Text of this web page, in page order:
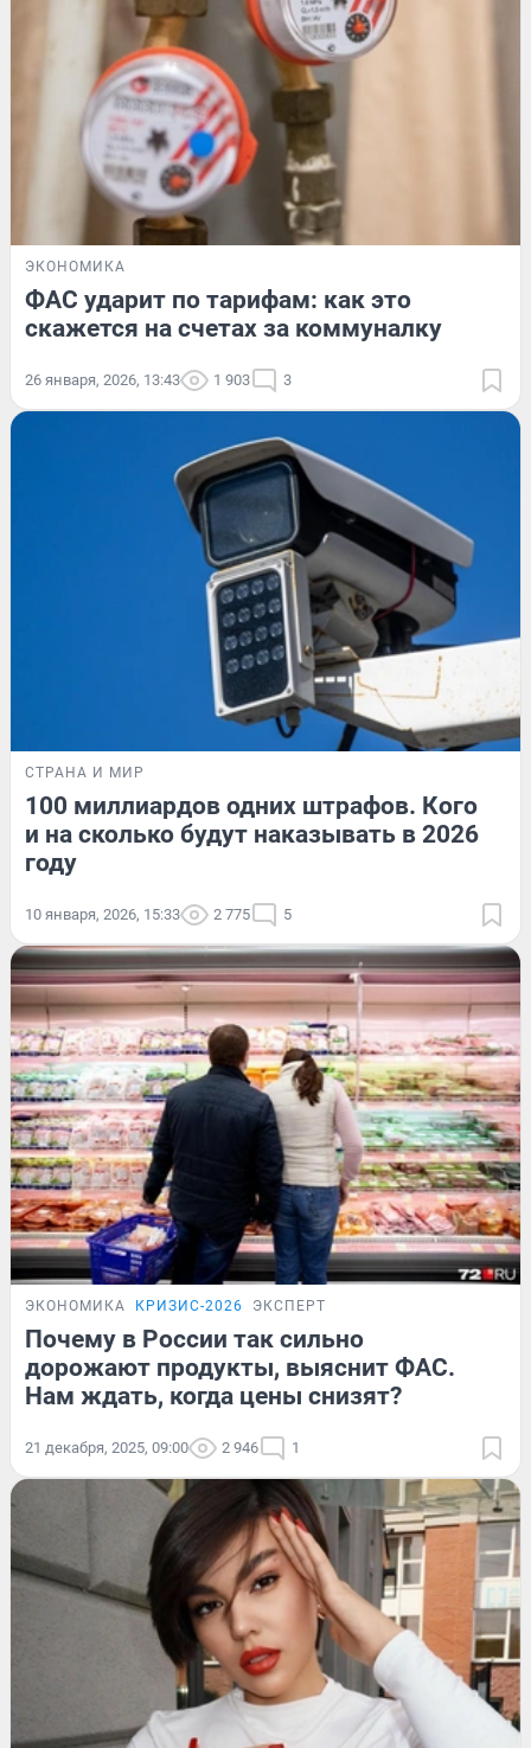
ЭКОНОМИКА
ФАС ударит по тарифам: как это
скажется на счетах за коммуналку
26 января, 2026, 13:43 1 903 3
СТРАНА И МИР
100 миллиардов одних штрафов. Кого
и на сколько будут наказывать в 2026
году
10 января, 2026, 15:33 2 775 5
ЭКОНОМИКА КРИЗИС-2026 ЭКСПЕРТ
Почему в России так сильно
дорожают продукты, выяснит ФАС.
Нам ждать, когда цены снизят?
21 декабря, 2025, 09:00 2 946 1